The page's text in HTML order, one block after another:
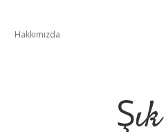
Hakkımızda